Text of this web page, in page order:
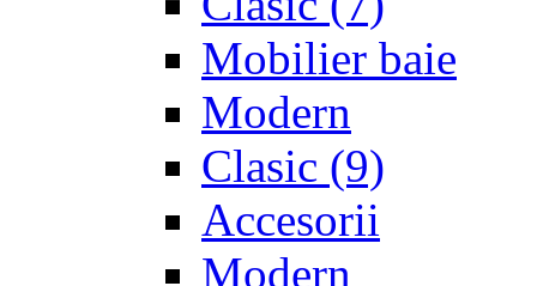
Mobilier baie
Modern
Clasic (9)
Accesorii
Modern